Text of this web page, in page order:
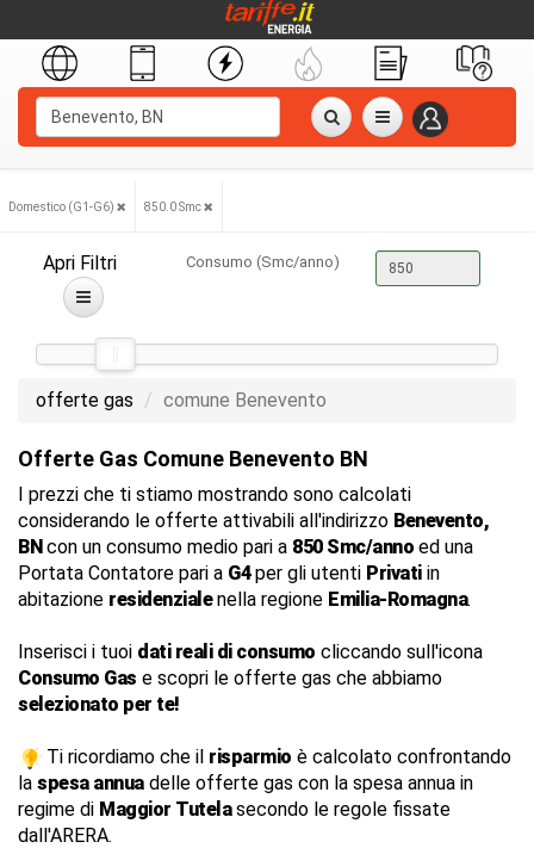
Domestico (G1-G6) 850.0 Smc
Apri Filtri Consumo (Smc/anno)
offerte gas comune Benevento
Offerte Gas Comune Benevento BN
I prezzi che ti stiamo mostrando sono calcolati
considerando le offerte attivabili all'indirizzo Benevento,
BNcon un consumo medio pari a 850 Smc/anno ed una
Portata Contatore pari a G4per gli utenti Privatiin
abitazione residenzialenella regione Emilia-Romagna.
Inserisci i tuoi dati reali di consumo cliccando sull'icona
Consumo Gas e scopri le offerte gas che abbiamo
selezionato per te!
Ti ricordiamo che il risparmio è calcolato confrontando
la spesa annuadelle offerte gas con la spesa annua in
regime di Maggior Tutelasecondo le regole fissate
dall'ARERA.